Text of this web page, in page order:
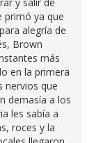
primó ya que
alegría de
Brown
más
en la primera
nervios que
demasía a los
les sabía a
roces y la